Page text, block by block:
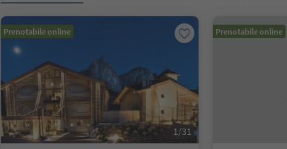
Prenotabile online
1/31
Prenotabile online